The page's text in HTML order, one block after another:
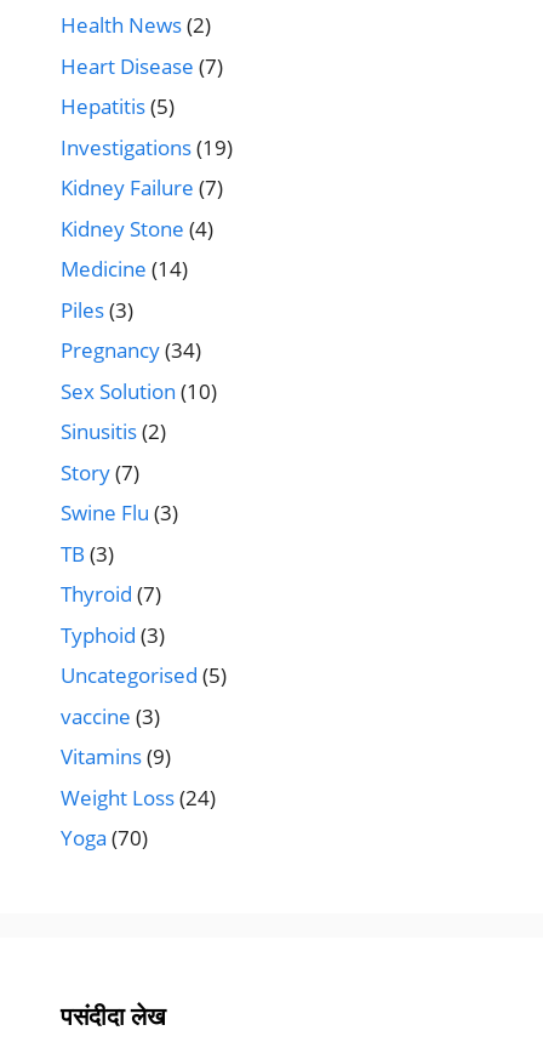
Health News(2)
Heart Disease (7)
Hepatitis(5)
Investigations(19)
Kidney Failure (7)
Kidney Stone (4)
Medicine (14)
Piles(3)
Pregnancy(34)
Sex Solution (10)
Sinusitis(2)
Story(7)
Swine Flu (3)
TB (3)
Thyroid (7)
Typhoid (3)
Uncategorised (5)
vaccine (3)
Vitamins(9)
Weight Loss(24)
Yoga (70)
पसंदीदा लेख